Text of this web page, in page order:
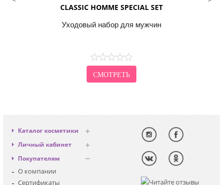
CLASSIC HOMME SPECIAL SET
Уходовый набор для мужчин
СМОТРЕТЬ
Каталог косметики
Антивозрастная
Декоративная
Личный кабинет
Вход
Регистрация
Покупателям
О компании
Сертификаты